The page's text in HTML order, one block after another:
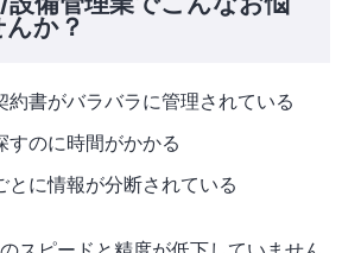
か？
とに情報が分断されている
すのに時間がかかる
約書がバラバラに管理されている